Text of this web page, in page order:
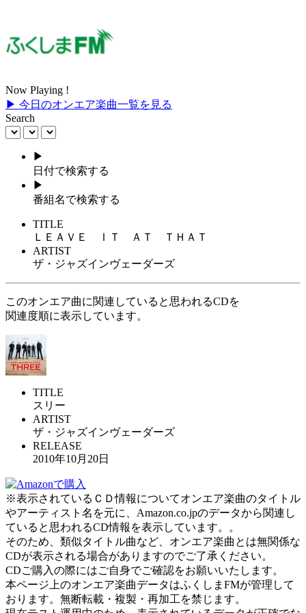
Now Playing !
▶ 今日のオンエア楽曲一覧を見る
Search
▶
日付で検索する
▶
番組名で検索する
TITLE
ＬＥＡＶＥ ＩＴ ＡＴ ＴＨＡＴ
ARTIST
ザ・ジャズインヴェーダーズ
このオンエア曲に関連していると思われるCDを
関連度順に表示しています。
TITLE
スリー
ARTIST
ザ・ジャズインヴェーダーズ
RELEASE
2010年10月20日
※表示されているＣＤ情報についてオンエア楽曲のタイトル
やアーティスト名を元に、Amazon.co.jpのデータから関連し
ていると思われるCD情報を表示しています。。
そのため、類似タイトル曲など、オンエア楽曲とは無関係な
CDが表示される場合がありますのでご了承ください。
CDご購入の際にはご自身でご確認をお願いいたします。
本ページ上のオンエア楽曲データはふくしまFMが管理して
おります。無断転載・複製・再加工を禁じます。